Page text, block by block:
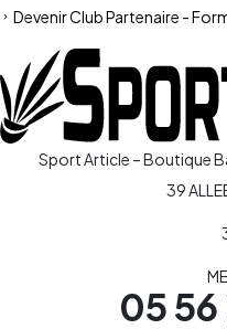
Devenir Club Partenaire -
Sport Article – Boutique
39
05 56